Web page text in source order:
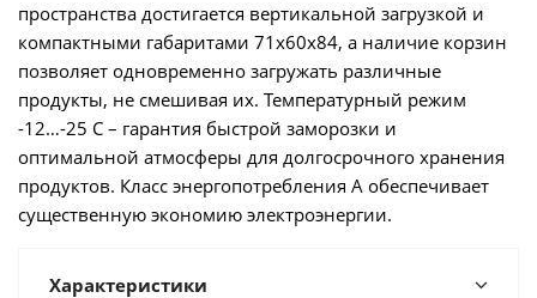
пространства достигается вертикальной загрузкой и
компактными габаритами 71х60х84, а наличие корзин
позволяет одновременно загружать различные
продукты, не смешивая их. Температурный режим
-12…-25 C – гарантия быстрой заморозки и
оптимальной атмосферы для долгосрочного хранения
продуктов. Класс энергопотребления А обеспечивает
существенную экономию электроэнергии.
Характеристики